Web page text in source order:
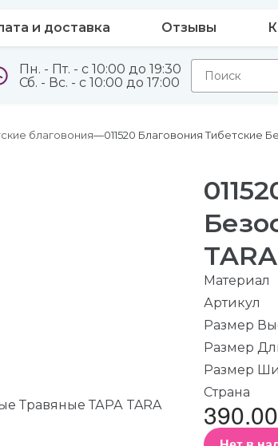
и доставка Отзывы
Пн. - Пт. - с 10:00 до 19:30
Сб. - Вс. - с 10:00 до 17:00
благовония 011520 Благовония Тибетские
Материал
Артикул
Размер
Размер
Размер
Страна